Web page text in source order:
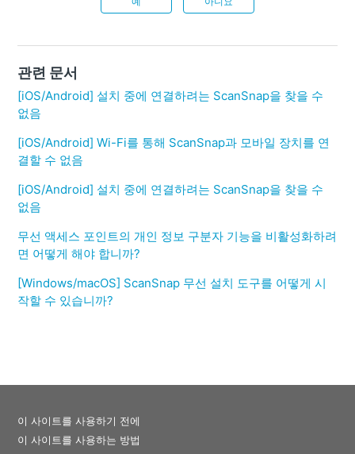
관련 문서
[iOS/Android] 설치 중에 연결하려는 ScanSnap을 찾을 수
없음
[iOS/Android] Wi-Fi를 통해 ScanSnap과 모바일 장치를 연
결할 수 없음
[iOS/Android] 설치 중에 연결하려는 ScanSnap을 찾을 수
없음
무선 액세스 포인트의 개인 정보 구분자 기능을 비활성화하려
면 어떻게 해야 합니까?
[Windows/macOS] ScanSnap 무선 설치 도구를 어떻게 시
작할 수 있습니까?
이 사이트를 사용하기 전에
이 사이트를 사용하는 방법